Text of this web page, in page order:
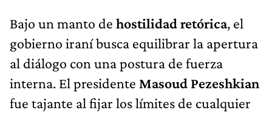
Bajo un manto de hostilidad retórica, el
gobierno iraní busca equilibrar la apertura
al diálogo con una postura de fuerza
interna. El presidente Masoud Pezeshkian
fue tajante al fijar los límites de cualquier